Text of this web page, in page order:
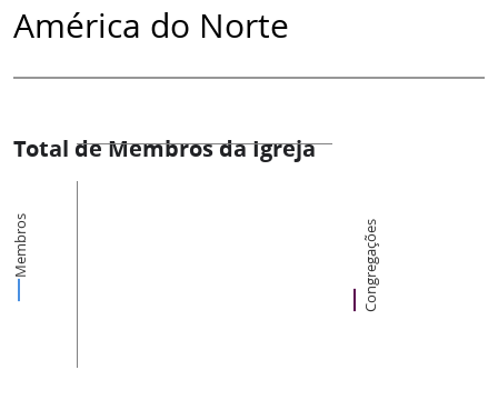
América do Norte
Total de Membros da Igreja
Membros Congregações